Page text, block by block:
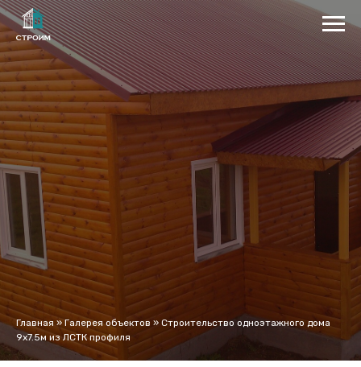
Главная » Галерея объектов » Строительство одноэтажного дома
9x7.5м из ЛСТК профиля